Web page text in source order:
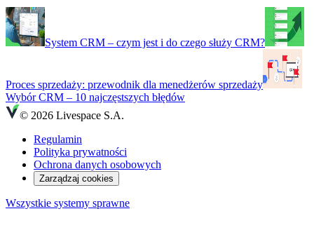
System CRM – czym jest i do czego służy CRM?
Proces sprzedaży: przewodnik dla menedżerów sprzedaży
Wybór CRM – 10 najczęstszych błędów
© 2026 Livespace S.A.
Regulamin
Polityka prywatności
Ochrona danych osobowych
Zarządzaj cookies
Wszystkie systemy sprawne